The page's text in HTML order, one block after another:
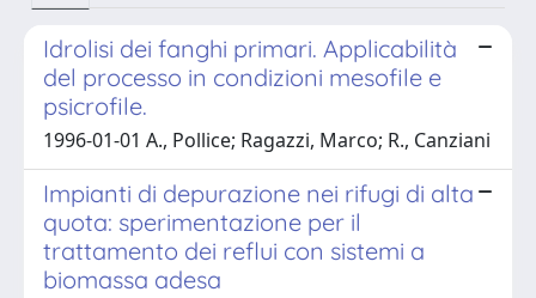
Idrolisi dei fanghi primari. Applicabilità
del processo in condizioni mesofile e
psicrofile.
1996-01-01 A., Pollice; Ragazzi, Marco; R., Canziani
Impianti di depurazione nei rifugi di alta
quota: sperimentazione per il
trattamento dei reflui con sistemi a
biomassa adesa